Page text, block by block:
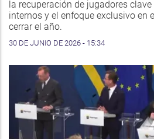
la recuperación de jugadores
internos y el enfoque exclusivo en
cerrar el año.
30 DE JUNIO DE 2026 - 15:34